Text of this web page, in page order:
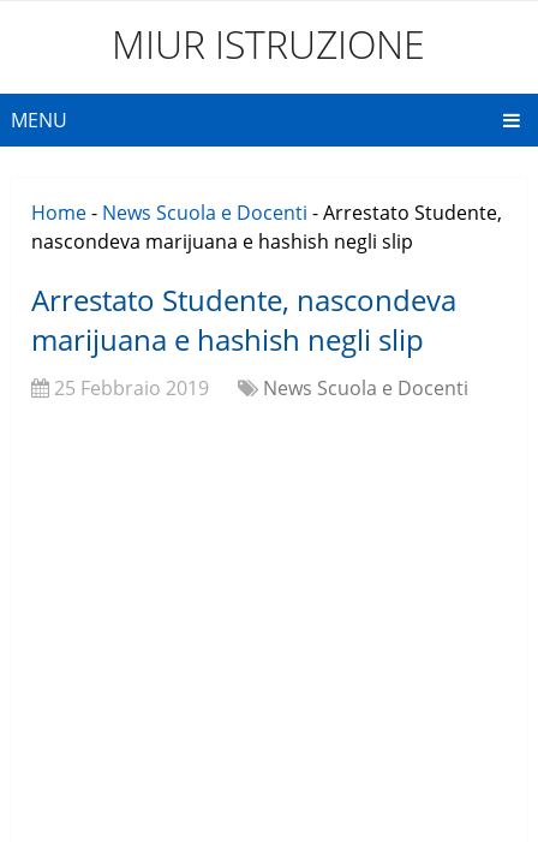
MIUR ISTRUZIONE
MENU
Home- News Scuola e Docenti -Arrestato Studente,
nascondeva marijuana e hashish negli slip
Arrestato Studente, nascondeva
marijuana e hashish negli slip
25 Febbraio 2019 News Scuola e Docenti